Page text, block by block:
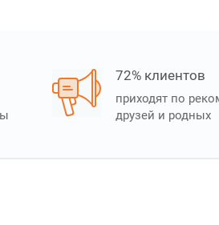
72% клиентов
приходят по
друзей и родных